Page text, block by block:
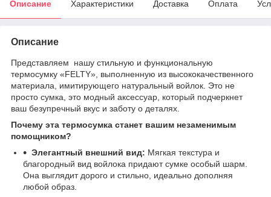
Описание Характеристики Доставка Оплата
Описание
Представляем нашу стильную и функциональную
термосумку «FELTY», выполненную из высококачественного
материала, имитирующего натуральный войлок. Это не
просто сумка, это модный аксессуар, который подчеркнет
ваш безупречный вкус и заботу о деталях.
Почему эта термосумка станет вашим незаменимым
помощником?
Элегантный внешний вид: Мягкая текстура и
благородный вид войлока придают сумке особый шарм.
Она выглядит дорого и стильно, идеально дополняя
любой образ.